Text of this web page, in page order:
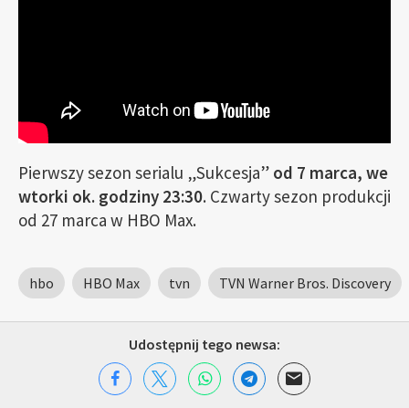
Pierwszy sezon serialu „Sukcesja” od 7 marca, we
wtorki ok. godziny 23:30. Czwarty sezon produkcji
od 27 marca w HBO Max.
hbo HBO Max tvn TVN Warner Bros. Discovery
Udostępnij tego newsa: